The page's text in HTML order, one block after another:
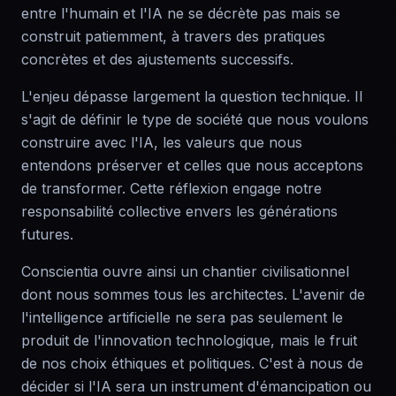
entre l'humain et l'IA ne se décrète pas mais se
construit patiemment, à travers des pratiques
concrètes et des ajustements successifs.
L'enjeu dépasse largement la question technique. Il
s'agit de définir le type de société que nous voulons
construire avec l'IA, les valeurs que nous
entendons préserver et celles que nous acceptons
de transformer. Cette réflexion engage notre
responsabilité collective envers les générations
futures.
Conscientia ouvre ainsi un chantier civilisationnel
dont nous sommes tous les architectes. L'avenir de
l'intelligence artificielle ne sera pas seulement le
produit de l'innovation technologique, mais le fruit
de nos choix éthiques et politiques. C'est à nous de
décider si l'IA sera un instrument d'émancipation ou